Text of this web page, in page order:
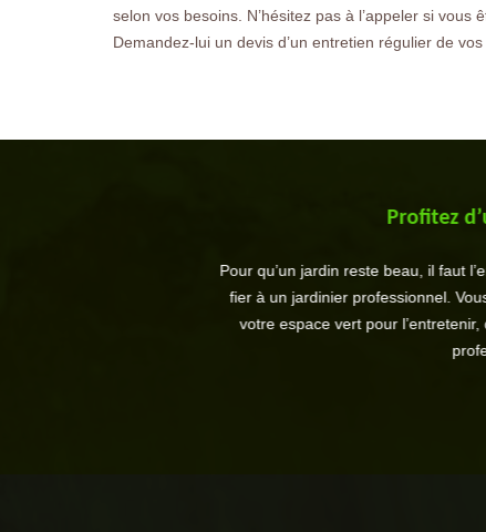
selon vos besoins. N’hésitez pas à l’appeler si vous
Demandez-lui un devis d’un entretien régulier de
Profitez
Pour qu’un jardin reste beau, il faut
fier à un jardinier professionnel.
votre espace vert pour